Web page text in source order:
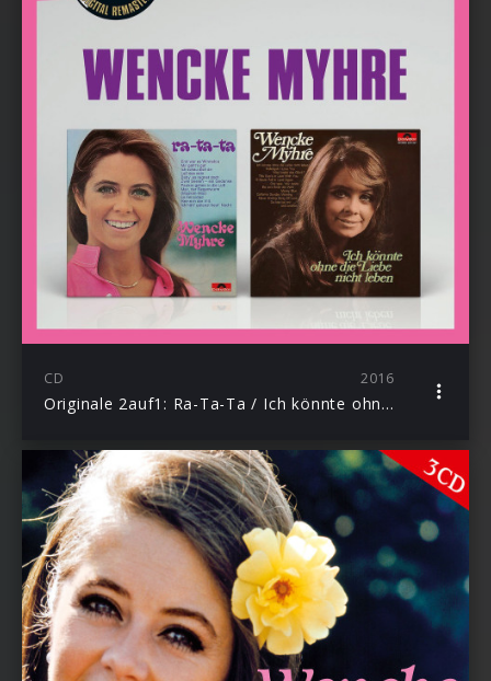
CD 2016
Originale 2auf1: Ra-Ta-Ta / Ich könnte ohne die Liebe nicht leben